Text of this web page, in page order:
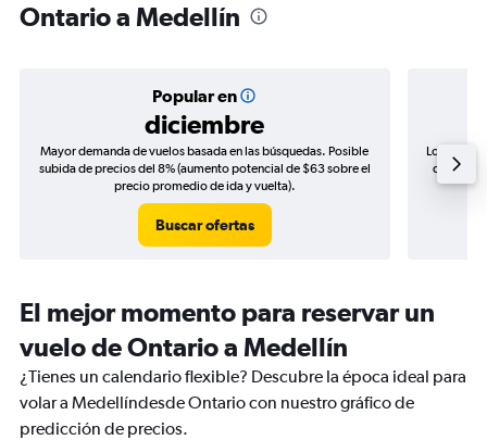
Ontario a Medellín
Popular en
diciembre
Mayor demanda de vuelos basada en las búsquedas. Posible
subida de precios del 8% (aumento potencial de $63 sobre el
precio promedio de ida y vuelta).
Buscar ofertas
Los
de
El mejor momento para reservar un
vuelo de Ontario a Medellín
¿Tienes un calendario flexible? Descubre la época ideal para
volar a Medellíndesde Ontario con nuestro gráfico de
predicción de precios.